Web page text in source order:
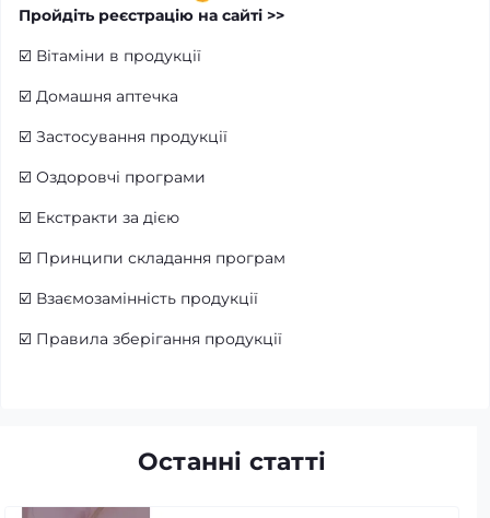
Пройдіть реєстрацію на сайті >>
☑️ Вітаміни в продукції
☑️ Домашня аптечка
☑️ Застосування продукції
☑️ Оздоровчі програми
☑️ Екстракти за дією
☑️ Принципи складання програм
☑️ Взаємозамінність продукції
☑️ Правила зберігання продукції
Останні статті